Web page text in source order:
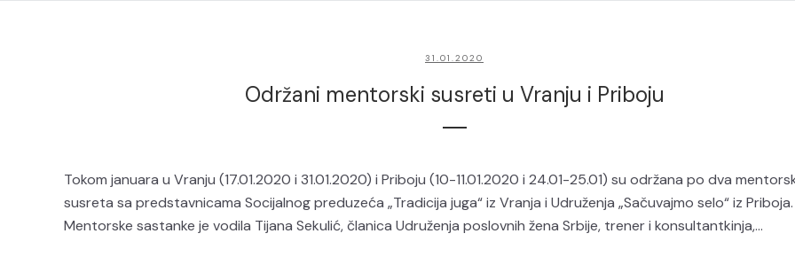
31.01.2020
Održani mentorski susreti u Vranju i Priboju
Tokom januara u Vranju (17.01.2020 i 31.01.2020) i Priboju (10-11.01.2020 i 24.01-25.01) su održana po dva
susreta sa predstavnicama Socijalnog preduzeća „Tradicija juga“ iz Vranja i Udruženja „Sačuvajmo selo“ iz Priboja.
Mentorske sastanke je vodila Tijana Sekulić, članica Udruženja poslovnih žena Srbije, trener i konsultantkinja,...